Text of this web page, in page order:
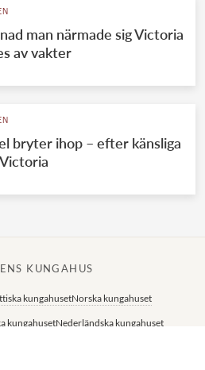
man närmade sig Victoria
av vakter
bryter ihop – efter känsliga
KUNGAHUS
kungahusetNorska kungahuset
kungahusetNederländska kungahuset